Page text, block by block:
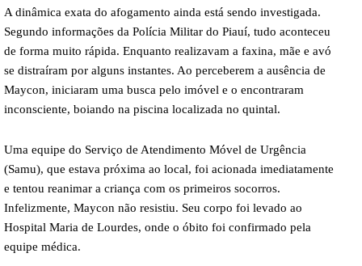
A dinâmica exata do afogamento ainda está sendo investigada.
Segundo informações da Polícia Militar do Piauí, tudo aconteceu
de forma muito rápida. Enquanto realizavam a faxina, mãe e avó
se distraíram por alguns instantes. Ao perceberem a ausência de
Maycon, iniciaram uma busca pelo imóvel e o encontraram
inconsciente, boiando na piscina localizada no quintal.
Uma equipe do Serviço de Atendimento Móvel de Urgência
(Samu), que estava próxima ao local, foi acionada imediatamente
e tentou reanimar a criança com os primeiros socorros.
Infelizmente, Maycon não resistiu. Seu corpo foi levado ao
Hospital Maria de Lourdes, onde o óbito foi confirmado pela
equipe médica.